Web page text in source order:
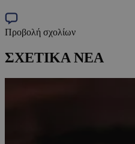
Προβολή σχολίων
ΣΧΕΤΙΚΑ ΝΕΑ